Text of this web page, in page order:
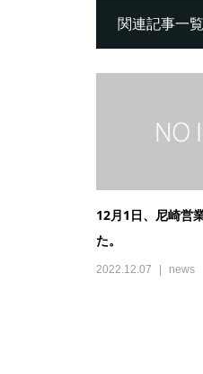
関連記事一覧
12月1日、尼崎営
た。
2022.12.07 news